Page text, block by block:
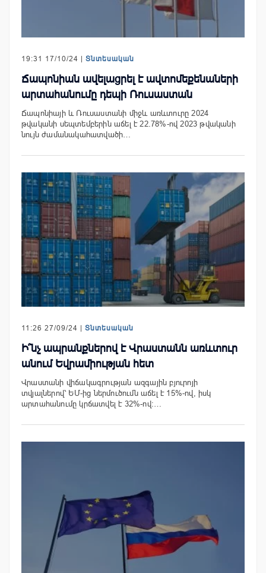
19:31 17/10/24 | Տնտեսական
Ճապոնիան ավելացրել է ավտոմեքենաների
արտահանումը դեպի Ռուսաստան
Ճապոնիայի և Ռուսաստանի միջև առևտուրը 2024
թվականի սեպտեմբերին աճել է 22.78%-ով 2023 թվականի
նույն ժամանակահատվածի…
11:26 27/09/24 | Տնտեսական
Ի՞նչ ապրանքներով է Վրաստանն առևտուր
անում Եվրամիության հետ
Վրաստանի վիճակագրության ազգային բյուրոյի
տվյալներով՝ ԵՄ-ից ներմուծումն աճել է 15%-ով, իսկ
արտահանումը կրճատվել է 32%-ով։…